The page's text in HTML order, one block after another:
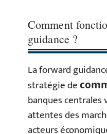
Comment
guidance ?
La forward
stratégie de
banques centrales
attentes des
acteurs